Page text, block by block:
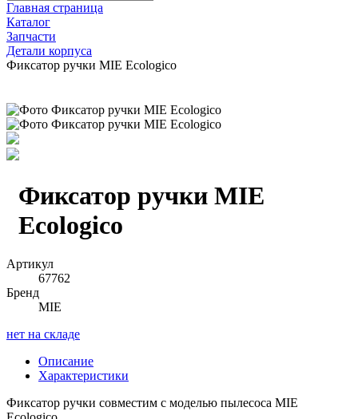
Главная страница
Каталог
Запчасти
Детали корпуса
Фиксатор ручки MIE Ecologico
Фиксатор ручки MIE
Ecologico
Артикул
67762
Бренд
MIE
нет на складе
Описание
Характеристики
Фиксатор ручки совместим с моделью пылесоса MIE